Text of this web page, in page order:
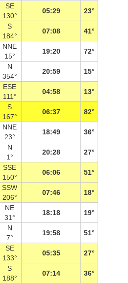
SE
130°
05:29 23°
S
184°
07:08 41°
NNE
15°
19:20 72°
N
354°
20:59 15°
ESE
111°
04:58 13°
S
167°
06:37 82°
NNE
23°
18:49 36°
N
1°
20:28 27°
SSE
150°
06:06 51°
SSW
206°
07:46 18°
NE
31°
18:18 19°
N
7°
19:58 51°
SE
133°
05:35 27°
S
188°
07:14 36°